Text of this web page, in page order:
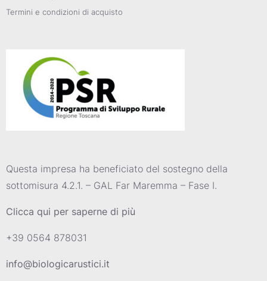
Termini e condizioni di acquisto
Questa impresa ha beneficiato del sostegno della
sottomisura 4.2.1. – GAL Far Maremma – Fase I.
Clicca qui per saperne di più
+39 0564 878031
info@biologicarustici.it